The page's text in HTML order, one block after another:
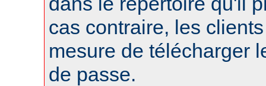
cas contraire, les
mesure de télécharger
de passe.